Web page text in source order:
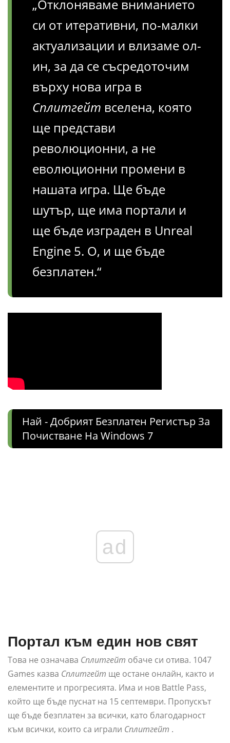
„Отклоняваме вниманието
си от итеративни, по-малки
актуализации и влизаме ол-
ин, за да се съсредоточим
върху нова игра в
Сплитгейт вселена, която
ще представи
революционни, а не
еволюционни промени в
нашата игра. Ще бъде
шутър, ще има портали и
ще бъде изграден в Unreal
Engine 5. О, и ще бъде
безплатен.“
Най - Добрият Безплатен Регистър За
Почистване На Windows 7
ad
Портал към един нов свят
Това не означава Сплитгейт обаче си отива. 1047
Games казва Сплитгейт ще остане онлайн, както и
елементите и прогресията. Има и нов Battle Pass,
който ще бъде пуснат на 15 септември. Пропускът
ще бъде безплатен за всички, като благодарност
към всички, които са играли Сплитгейт .